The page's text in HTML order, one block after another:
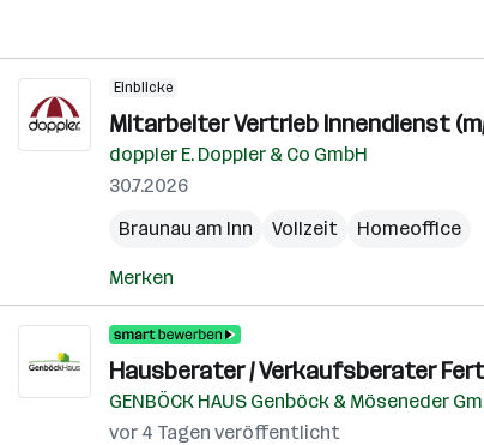
Einblicke
Mitarbeiter Vertrieb Innendienst
doppler E. Doppler & Co GmbH
30.7.2026
Braunau am Inn
Vollzeit Homeoffice
Merken
Hausberater / Verkaufsberater
GENBÖCK HAUS Genböck & Möseneder
vor 4 Tagen veröffentlicht